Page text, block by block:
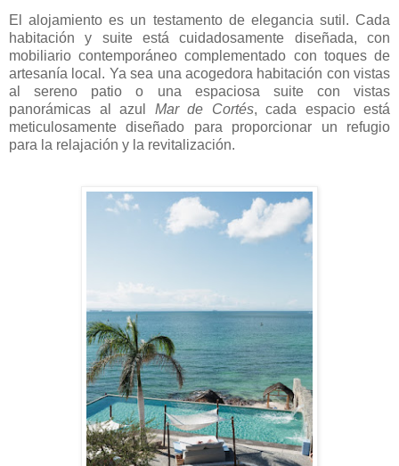
El alojamiento es un testamento de elegancia sutil. Cada
habitación y suite está cuidadosamente diseñada, con
mobiliario contemporáneo complementado con toques de
artesanía local. Ya sea una acogedora habitación con vistas
al sereno patio o una espaciosa suite con vistas
panorámicas al azul Mar de Cortés, cada espacio está
meticulosamente diseñado para proporcionar un refugio
para la relajación y la revitalización.